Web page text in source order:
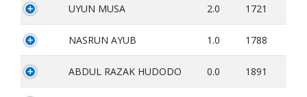
UYUN MUSA 2.0 1721
NASRUN AYUB 1.0 1788
ABDUL RAZAK HUDODO 0.0 1891